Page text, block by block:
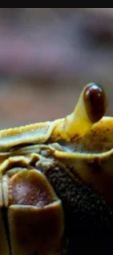
партнёров